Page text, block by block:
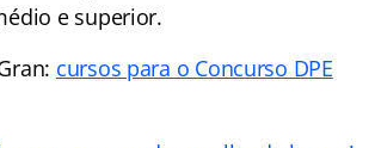
e superior.
cursos para o Concurso DPE